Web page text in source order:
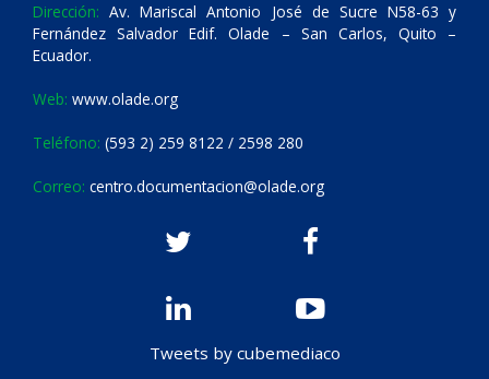
Dirección: Av. Mariscal Antonio José de Sucre N58-63 y
Fernández Salvador Edif. Olade – San Carlos, Quito –
Ecuador.
Web: www.olade.org
Teléfono: (593 2) 259 8122 / 2598 280
Correo: centro.documentacion@olade.org
Tweets by cubemediaco